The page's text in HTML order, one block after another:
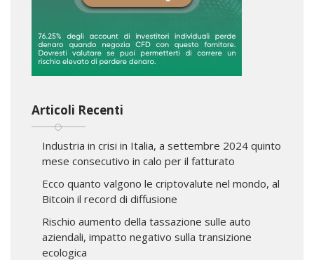
Articoli Recenti
Industria in crisi in Italia, a settembre 2024 quinto
mese consecutivo in calo per il fatturato
Ecco quanto valgono le criptovalute nel mondo, al
Bitcoin il record di diffusione
Rischio aumento della tassazione sulle auto
aziendali, impatto negativo sulla transizione
ecologica